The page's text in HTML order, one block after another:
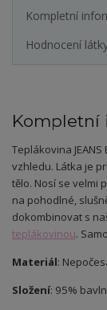
Kompletní
Hodnocení
Kompletní
Teplákovina JEANS
vzhledu. Látka je
tělo. Nosí se velmi
na pohodlné,
dokombinovat s
teplákovinou.
Materiál:
Složení: 95%